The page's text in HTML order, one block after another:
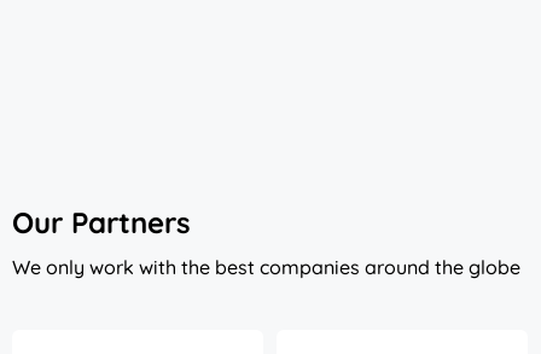
Our Partners
We only work with the best companies around the globe